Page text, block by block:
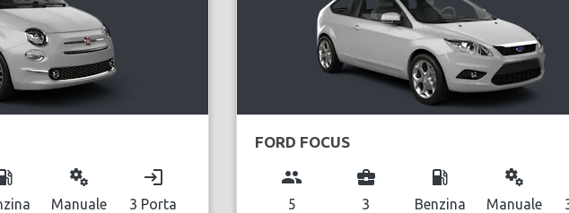
miscellaneous_services
Manuale
login
3 Porta
FORD FOCUS
group
5
business_center
3
local_gas_station
Benzina
miscellaneous_services
Manuale